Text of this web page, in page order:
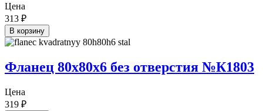
Цена
313 ₽
В корзину
Фланец 80х80х6 без отверстия №К1803
Цена
319 ₽